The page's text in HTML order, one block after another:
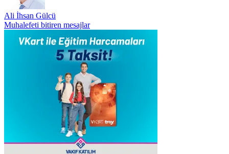
Ali İhsan Gülcü
Muhalefeti bitiren mesajlar